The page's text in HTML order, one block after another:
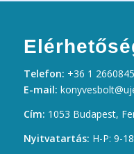
Telefon: +36 1 2660845
E-mail:
Cím: 1053 Budapest,
Nyitvatartás: H-P: 9-18